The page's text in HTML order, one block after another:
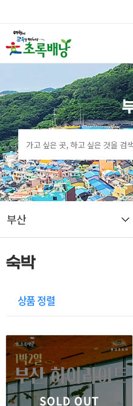
부산
숙박
상품 정렬
SOLD OUT